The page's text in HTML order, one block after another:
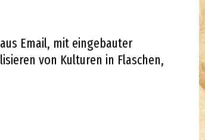
Email, mit eingebauter
von Kulturen in Flaschen,